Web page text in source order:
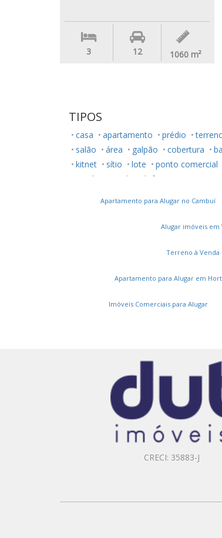
3 12 1060 m²
TIPOS
casa apartamento prédio
salão
área galpão cobertura
kitnet
sítio lote ponto comercial
rancho
studio loft
Apartamento para Alugar no Cambuí
Alugar imóveis em
Terreno à Venda
Apartamento para Alugar em
Imóveis Comerciais para Alugar
CRECI: 35883-J